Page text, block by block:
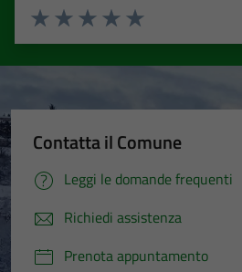
Valuta 5 stelle su 5
Valuta 4 stelle su 5
Valuta 3 stelle su 5
Valuta 2 stelle su 5
Valuta 1 stelle su 5
Contatta il Comune
Leggi le domande frequenti
Richiedi assistenza
Prenota appuntamento